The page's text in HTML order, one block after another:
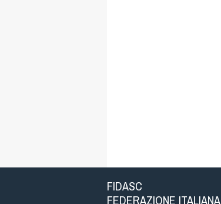
FIDASC
FEDERAZIONE ITALIANA